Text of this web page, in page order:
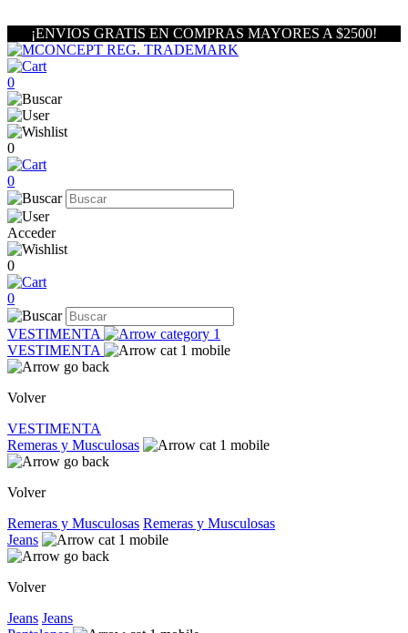
¡ENVIOS GRATIS EN COMPRAS MAYORES A $2500!
0
0
0
Acceder
0
0
VESTIMENTA
VESTIMENTA
Volver
VESTIMENTA
Remeras y Musculosas
Volver
Remeras y Musculosas Remeras y Musculosas
Jeans
Volver
Jeans Jeans